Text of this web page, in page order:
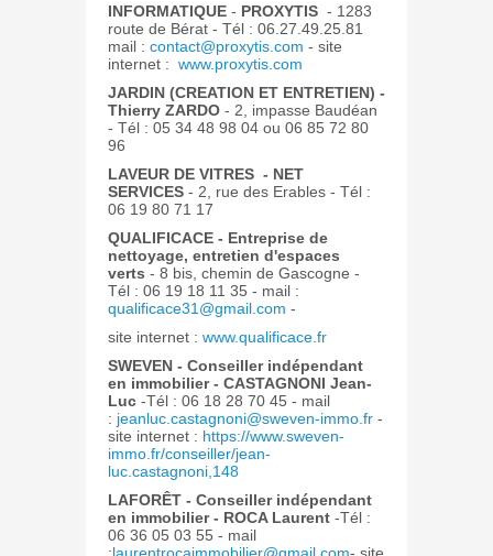
INFORMATIQUE - PROXYTIS - 1283
route de Bérat - Tél : 06.27.49.25.81
mail : contact@proxytis.com - site
internet : www.proxytis.com
JARDIN (CREATION ET ENTRETIEN) -
Thierry ZARDO - 2, impasse Baudéan
- Tél : 05 34 48 98 04 ou 06 85 72 80
96
LAVEUR DE VITRES - NET
SERVICES - 2, rue des Erables - Tél :
06 19 80 71 17
QUALIFICACE - Entreprise de
nettoyage, entretien d'espaces
verts - 8 bis, chemin de Gascogne -
Tél : 06 19 18 11 35 - mail :
qualificace31@gmail.com -
site internet : www.qualificace.fr
SWEVEN - Conseiller indépendant
en immobilier - CASTAGNONI Jean-
Luc -Tél : 06 18 28 70 45 - mail
: jeanluc.castagnoni@sweven-immo.fr -
site internet : https://www.sweven-
immo.fr/conseiller/jean-
luc.castagnoni,148
LAFORÊT - Conseiller indépendant
en immobilier - ROCA Laurent -Tél :
06 36 05 03 55 - mail
:laurentrocaimmobilier@gmail.com- site